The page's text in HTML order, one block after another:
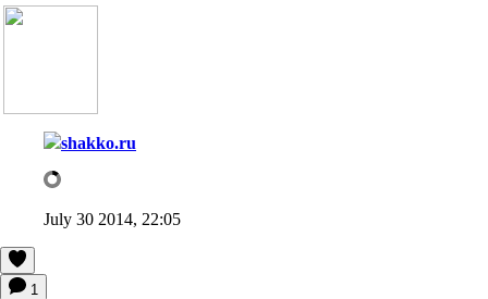
shakko.ru
July 30 2014, 22:05
1